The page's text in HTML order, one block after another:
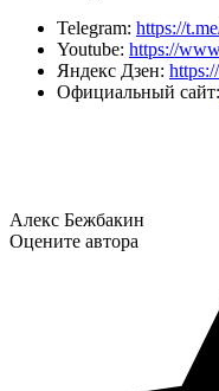
Telegram: https://
Youtube: https://
Яндекс Дзен:
Официальный сайт:
Алекс Бежбакин
Оцените автора